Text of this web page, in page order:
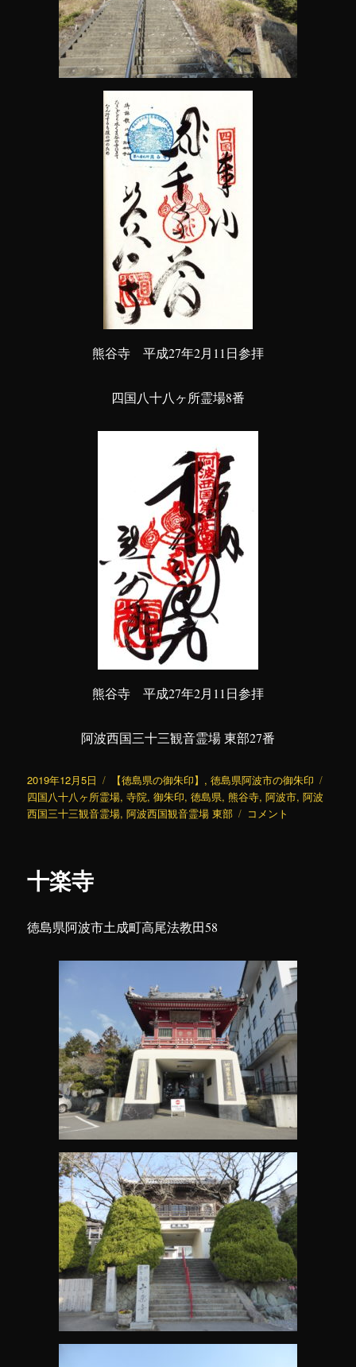
熊谷寺 平成27年2月11日参拝
四国八十八ヶ所霊場8番
熊谷寺 平成27年2月11日参拝
阿波西国三十三観音霊場 東部27番
投
稿
日:
2019年12月5日
カ
テ
ゴ
【徳島県の御朱印】 ,徳島県阿波市の御朱印
四国八十八ヶ所霊場,寺院,御朱印,徳島県,熊谷寺,阿波市,阿波
西国三十三観音霊場,阿波西国観音霊場 東部
熊
コメント
十楽寺
徳島県阿波市土成町高尾法教田58